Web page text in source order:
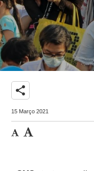
share
15 Março 2021